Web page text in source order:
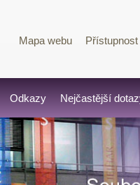
Mapa webu Přístupnost
Odkazy Nejčastější